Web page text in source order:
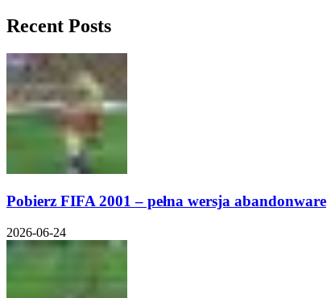
Recent Posts
Pobierz FIFA 2001 – pełna wersja abandonware
2026-06-24